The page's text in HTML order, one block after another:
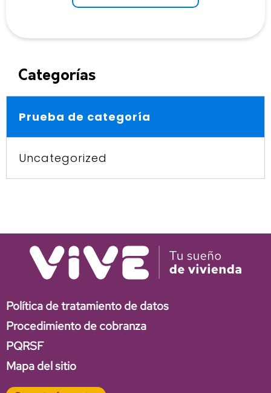
Categorías
Prueba de categoría
Uncategorized
Política de tratamiento de datos
Procedimiento de cobranza
PQRSF
Mapa del sitio